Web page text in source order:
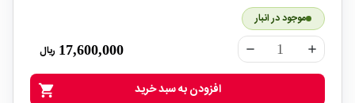
موجود در انبار
remove add
17,600,000 ریال
shopping_cart افزودن به سبد خرید